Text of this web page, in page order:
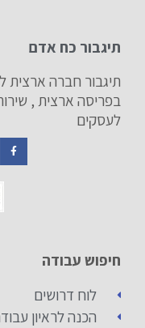
תיגבור כח אדם
תיגבור חברה ארצית
בפריסה ארצית ,
לעסקים
חיפוש עבודה
לוח דרושים
הכנה לראיון